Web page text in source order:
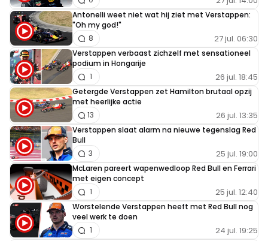
Meepraten? Dat kan! Je hoeft je alleen maar aan te
melden met een RN365-account.
INLOGGEN
Antonelli weet niet wat hij ziet met Verstappen:
"Oh my god!"
27 jul. 06:30
8
Verstappen verbaast zichzelf met sensationeel
podium in Hongarije
26 jul. 18:45
1
Getergde Verstappen zet Hamilton brutaal opzij
met heerlijke actie
26 jul. 13:35
13
Verstappen slaat alarm na nieuwe tegenslag Red
Bull
25 jul. 19:00
3
McLaren pareert wapenwedloop Red Bull en Ferrari
met eigen concept
25 jul. 12:40
1
Worstelende Verstappen heeft met Red Bull nog
veel werk te doen
24 jul. 19:25
1